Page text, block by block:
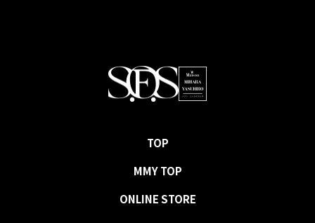
TOP
MMY TOP
ONLINE STORE